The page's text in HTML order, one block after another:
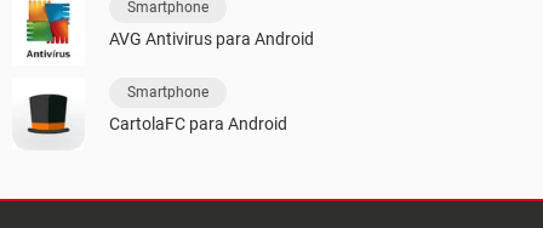
Smartphone
AVG Antivirus para Android
Smartphone
CartolaFC para Android